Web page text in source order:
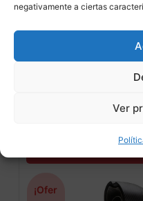
negativamente a ciertas
Ver
Otros
¡Ofer